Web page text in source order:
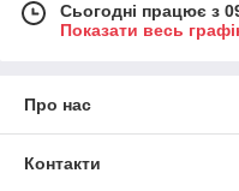
Сьогодні працює з
Показати весь
Про нас
Контакти